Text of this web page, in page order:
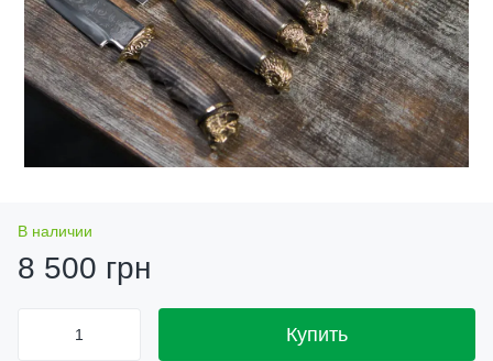
В наличии
8 500 грн
Купить